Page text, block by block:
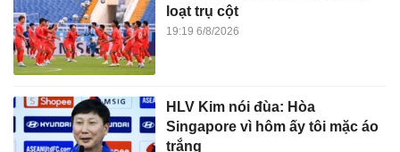
loạt trụ cột
19:19 6/8/2026
HLV Kim nói đùa: Hòa
Singapore vì hôm ấy tôi mặc áo
trắng